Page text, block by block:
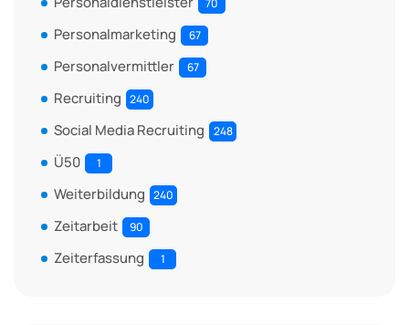
Personalmarketing 67
Personalvermittler 67
Recruiting 240
Social Media Recruiting 248
Ü50 1
Weiterbildung 240
Zeitarbeit 90
Zeiterfassung 1